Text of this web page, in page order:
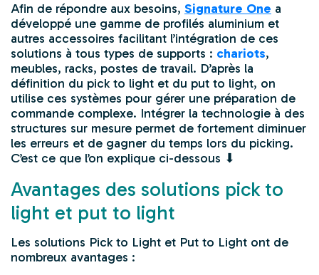
Afin de répondre aux besoins, Signature One a
développé une gamme de profilés aluminium et
autres accessoires facilitant l’intégration de ces
solutions à tous types de supports : chariots,
meubles, racks, postes de travail. D’après la
définition du pick to light et du put to light, on
utilise ces systèmes pour gérer une préparation de
commande complexe. Intégrer la technologie à des
structures sur mesure permet de fortement diminuer
les erreurs et de gagner du temps lors du picking.
C’est ce que l’on explique ci-dessous ⬇
Avantages des solutions pick to
light et put to light
Les solutions Pick to Light et Put to Light ont de
nombreux avantages :